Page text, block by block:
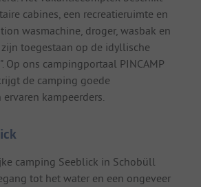
cabines, een recreatieruimte en
wasmachine, droger, wasbak en
toegestaan op de idyllische
Op ons campingportaal PINCAMP
de camping goede
kampeerders.
camping Seeblick in Schobüll
tot het water en een ongeveer